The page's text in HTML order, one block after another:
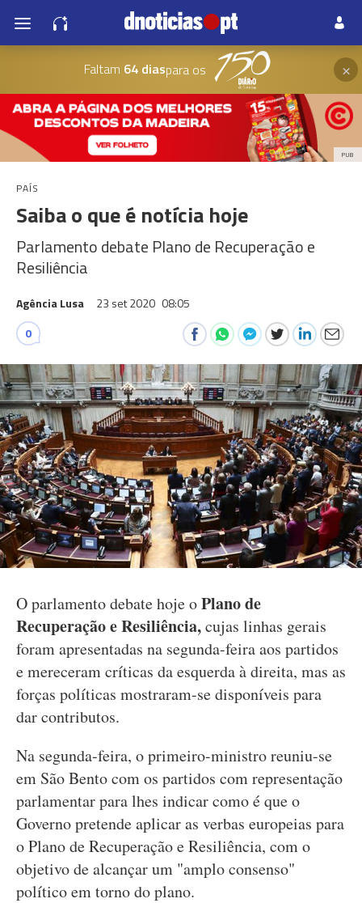
Faltam 64 diaspara os ×
PUB
PAÍS
Saiba o que é notícia hoje
Parlamento debate Plano de Recuperação e
Resiliência
Agência Lusa 23 set 2020 08:05
0
O parlamento debate hoje oPlano de
Recuperação e Resiliência,cujas linhas gerais
foram apresentadas na segunda-feira aos partidos
e mereceram críticas da esquerda à direita, mas as
forças políticas mostraram-se disponíveis para
dar contributos.
Na segunda-feira, o primeiro-ministro reuniu-se
em São Bento com os partidos com representação
parlamentar para lhes indicar como é que o
Governo pretende aplicar as verbas europeias para
o Plano de Recuperação e Resiliência, com o
objetivo de alcançar um "amplo consenso"
político em torno do plano.